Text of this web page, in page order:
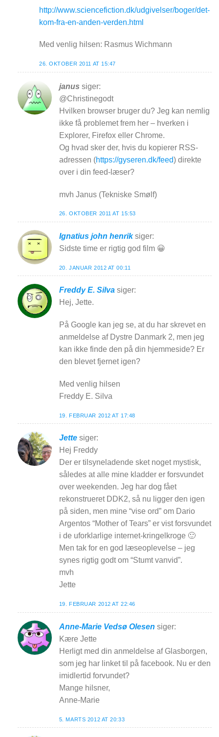
http://www.sciencefiction.dk/udgivelser/boger/det-
kom-fra-en-anden-verden.html
Med venlig hilsen: Rasmus Wichmann
26. OKTOBER 2011 AT 15:47
janus siger:
@Christinegodt
Hvilken browser bruger du? Jeg kan nemlig
ikke få problemet frem her – hverken i
Explorer, Firefox eller Chrome.
Og hvad sker der, hvis du kopierer RSS-
adressen (https://gyseren.dk/feed) direkte
over i din feed-læser?
mvh Janus (Tekniske Smølf)
26. OKTOBER 2011 AT 15:53
Ignatius john henrik siger:
Sidste time er rigtig god film 😀
20. JANUAR 2012 AT 00:11
Freddy E. Silva siger:
Hej, Jette.
På Google kan jeg se, at du har skrevet en
anmeldelse af Dystre Danmark 2, men jeg
kan ikke finde den på din hjemmeside? Er
den blevet fjernet igen?
Med venlig hilsen
Freddy E. Silva
19. FEBRUAR 2012 AT 17:48
Jette siger:
Hej Freddy
Der er tilsyneladende sket noget mystisk,
således at alle mine kladder er forsvundet
over weekenden. Jeg har dog fået
rekonstrueret DDK2, så nu ligger den igen
på siden, men mine “vise ord” om Dario
Argentos “Mother of Tears” er vist forsvundet
i de uforklarlige internet-kringelkroge 🙂
Men tak for en god læseoplevelse – jeg
synes rigtig godt om “Stumt vanvid”.
mvh
Jette
19. FEBRUAR 2012 AT 22:46
Anne-Marie Vedsø Olesen siger:
Kære Jette
Herligt med din anmeldelse af Glasborgen,
som jeg har linket til på facebook. Nu er den
imidlertid forvundet?
Mange hilsner,
Anne-Marie
5. MARTS 2012 AT 20:33